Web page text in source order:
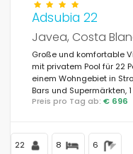
Halbpension (0)
Spezielle Ermäßigungen
Adsubia 22
Javea, Costa
Große und komfortable
mit privatem Pool für 22
einem Wohngebiet in
Bars und Supermärkten,
km vom Mittelmeer,
Preis pro Tag ab: € 696
22 8 6